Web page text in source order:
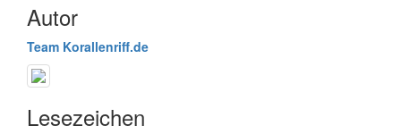
Autor
Team Korallenriff.de
Lesezeichen